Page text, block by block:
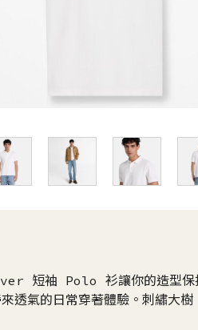
袖 Polo 衫讓你的造型保持
透氣的日常穿著體驗。刺繡大